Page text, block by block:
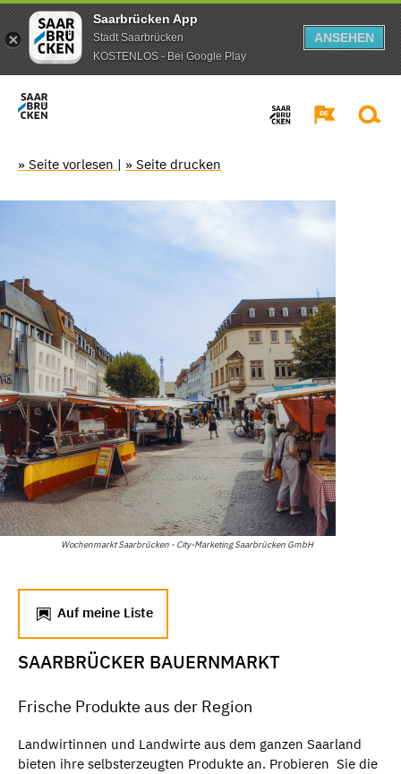
Saarbrücken App
Stadt Saarbrücken
KOSTENLOS - Bei Google Play
ANSEHEN
» Seite vorlesen | » Seite drucken
Wochenmarkt Saarbrücken - City-Marketing Saarbrücken GmbH
Auf meine Liste
SAARBRÜCKER BAUERNMARKT
Frische Produkte aus der Region
Landwirtinnen und Landwirte aus dem ganzen Saarland
bieten ihre selbsterzeugten Produkte an. Probieren Sie die